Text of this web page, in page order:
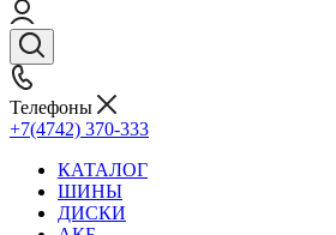
Телефоны
+7(4742) 370-333
КАТАЛОГ
ШИНЫ
ДИСКИ